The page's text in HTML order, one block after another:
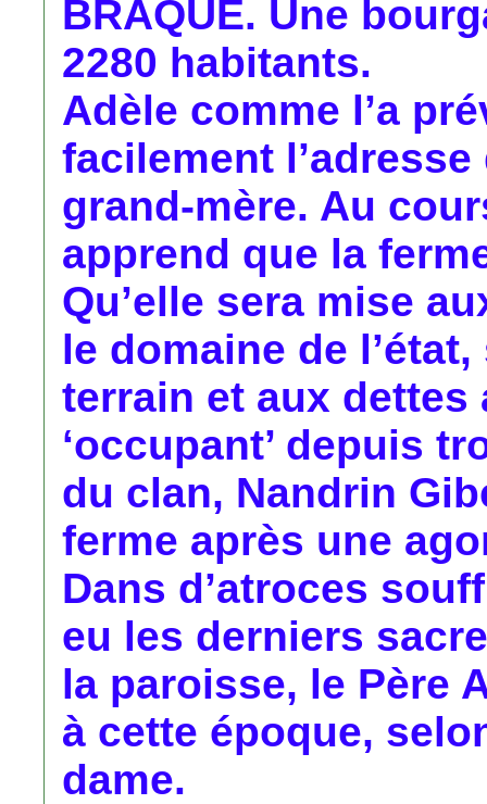
BRAQUE. Une
2280 habitants.
Adèle comme l’a
facilement
grand-mère. Au
apprend que la
Qu’elle sera mise
le domaine de
terrain et aux dettes
‘occupant’ depuis
du clan, Nandrin
ferme après une
Dans d’atroces
eu les derniers
la paroisse, le Père
à cette époque,
dame.